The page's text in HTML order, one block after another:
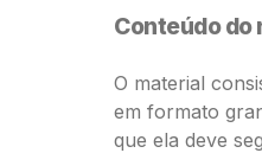
Conteúdo do
O material
em formato
que ela deve